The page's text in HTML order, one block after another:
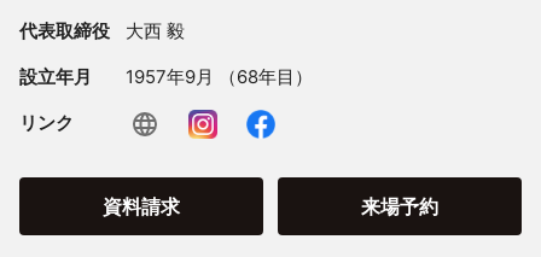
代表取締役 大西 毅
設立年月 1957年9月 （68年目）
リンク
資料請求 来場予約